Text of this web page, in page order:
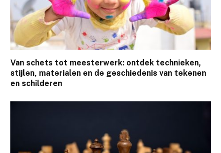
Van schets tot meesterwerk: ontdek technieken,
stijlen, materialen en de geschiedenis van tekenen
en schilderen